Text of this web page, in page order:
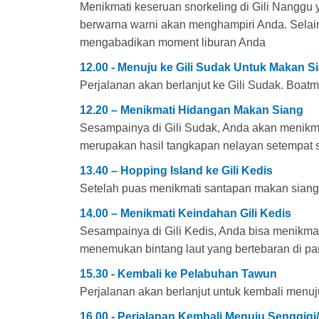
Menikmati keseruan snorkeling di Gili
berwarna warni akan menghampiri Anda.
mengabadikan moment liburan Anda
12.00 - Menuju ke Gili Sudak Untuk Makan
Perjalanan akan berlanjut ke Gili Sudak.
12.20 – Menikmati Hidangan Makan Siang
Sesampainya di Gili Sudak, Anda akan
merupakan hasil tangkapan nelayan
13.40 – Hopping Island ke Gili Kedis
Setelah puas menikmati santapan makan
14.00 – Menikmati Keindahan Gili Kedis
Sesampainya di Gili Kedis, Anda bisa
menemukan bintang laut yang bertebaran di
15.30 - Kembali ke Pelabuhan Tawun
Perjalanan akan berlanjut untuk kembali
16.00 - Perjalanan Kembali Menuju